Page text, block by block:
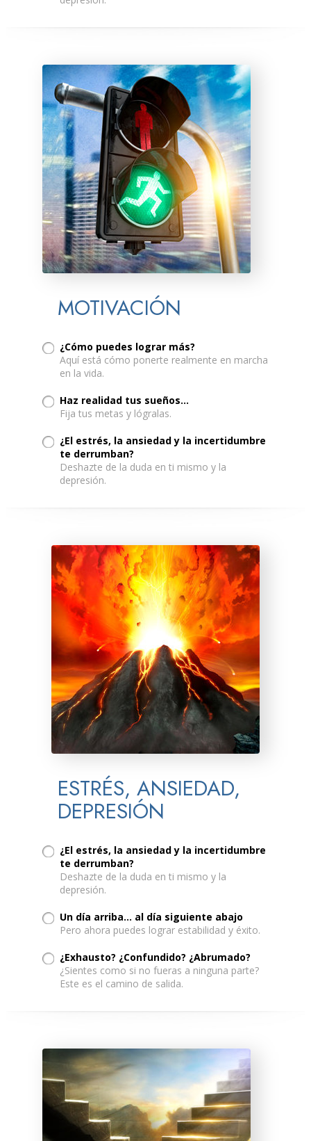
MOTIVACIÓN
¿Cómo puedes lograr más?
Aquí está cómo ponerte realmente en marcha
en la vida.
Haz realidad tus sueños...
Fija tus metas y lógralas.
¿El estrés, la ansiedad y la incertidumbre
te derrumban?
Deshazte de la duda en ti mismo y la
depresión.
ESTRÉS, ANSIEDAD,
DEPRESIÓN
¿El estrés, la ansiedad y la incertidumbre
te derrumban?
Deshazte de la duda en ti mismo y la
depresión.
Un día arriba... al día siguiente abajo
Pero ahora puedes lograr estabilidad y éxito.
¿Exhausto? ¿Confundido? ¿Abrumado?
¿Sientes como si no fueras a ninguna parte?
Este es el camino de salida.